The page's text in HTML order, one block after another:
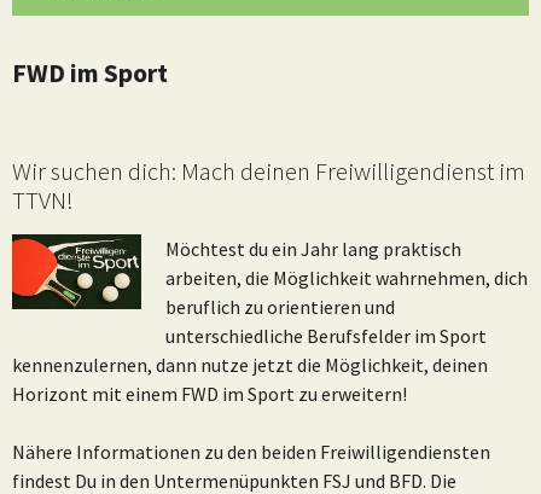
FWD im Sport
Wir suchen dich: Mach deinen Freiwilligendienst im
TTVN!
Möchtest du ein Jahr lang praktisch
arbeiten, die Möglichkeit wahrnehmen, dich
beruflich zu orientieren und
unterschiedliche Berufsfelder im Sport
kennenzulernen, dann nutze jetzt die Möglichkeit, deinen
Horizont mit einem FWD im Sport zu erweitern!
Nähere Informationen zu den beiden Freiwilligendiensten
findest Du in den Untermenüpunkten FSJ und BFD. Die